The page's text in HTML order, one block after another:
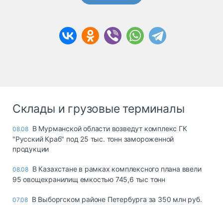
Склады и грузовые терминалы
08.08 В Мурманской области возведут комплекс ГК
"Русский Краб" под 25 тыс. тонн замороженной
продукции
08.08 В Казахстане в рамках комплексного плана ввели
95 овощехранилищ емкостью 745,6 тыс тонн
07.08 В Выборгском районе Петербурга за 350 млн руб.